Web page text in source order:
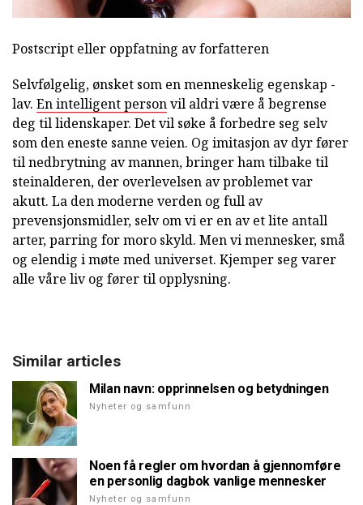
Postscript eller oppfatning av forfatteren
Selvfølgelig, ønsket som en menneskelig egenskap -
lav. En intelligent personvil aldri være å begrense
deg til lidenskaper. Det vil søke å forbedre seg selv
som den eneste sanne veien. Og imitasjon av dyr fører
til nedbrytning av mannen, bringer ham tilbake til
steinalderen, der overlevelsen av problemet var
akutt. La den moderne verden og full av
prevensjonsmidler, selv om vi er en av et lite antall
arter, parring for moro skyld. Men vi mennesker, små
og elendig i møte med universet. Kjemper seg varer
alle våre liv og fører til opplysning.
Similar articles
Milan navn: opprinnelsen og betydningen
Nyheter og samfunn
Noen få regler om hvordan å gjennomføre
en personlig dagbok vanlige mennesker
Nyheter og samfunn